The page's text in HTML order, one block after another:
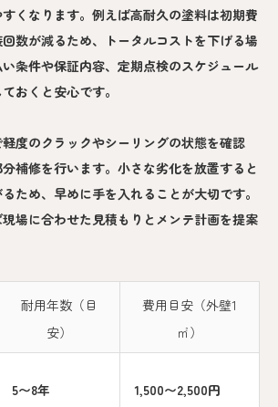
くなります。例えば高耐久の塗料は初期費
数が減るため、トータルコストを下げる場
条件や保証内容、定期点検のスケジュール
おくと安心です。
度のクラックやシーリングの状態を確認
補修を行います。小さな劣化を放置すると
ため、早めに手を入れることが大切です。
場に合わせた見積もりとメンテ計画を提案
耐用年数（目
安）
費用目安（外壁1
㎡）
5〜8年 1,500〜2,500円